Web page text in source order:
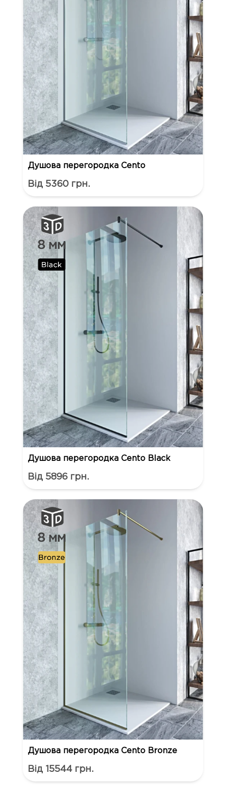
Душова перегородка Cento
Від 5360 грн.
Душова перегородка Cento Black
Від 5896 грн.
Душова перегородка Cento Bronze
Від 15544 грн.